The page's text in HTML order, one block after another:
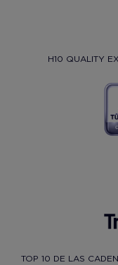
H10 QUALITY
TOP 10 DE LAS